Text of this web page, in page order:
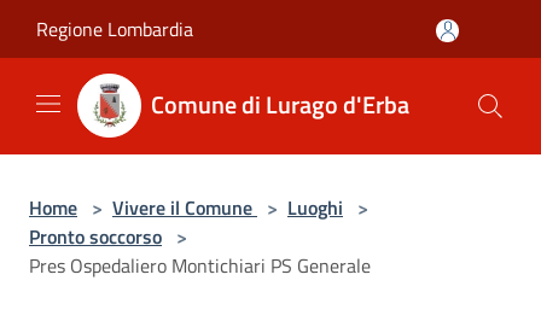
Regione Lombardia
Comune di Lurago d'Erba
Home > Vivere il Comune > Luoghi >
Pronto soccorso >
Pres Ospedaliero Montichiari PS Generale